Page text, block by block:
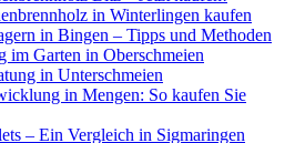
in Winterlingen kaufen
in Bingen – Tipps und Methoden
im Garten in Oberschmeien
in Unterschmeien
in Mengen: So kaufen Sie
– Ein Vergleich in Sigmaringen